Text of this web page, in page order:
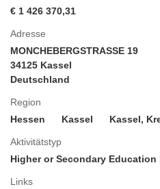
Adresse
MONCHEBERGSTRASSE 19
34125 Kassel
Deutschland
Region
Hessen
Kassel Kassel,
Aktivitätstyp
Higher or Secondary
Links
€ 1 426 370,31